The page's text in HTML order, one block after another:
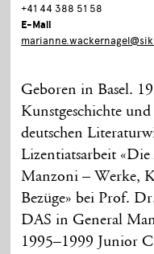
+41 44 388 51 58
E-Mail
Geboren in Basel.
Kunstgeschichte
deutschen
Lizentiatsarbeit
Manzoni – Werke,
Bezüge» bei Prof.
DAS in General
1995–1999 Junior